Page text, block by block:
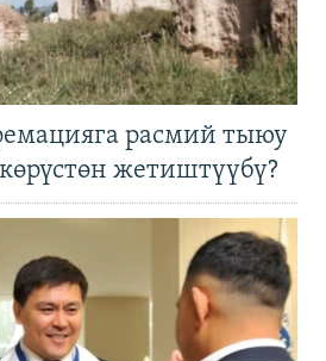
расмий тыюу
жетиштүүбү?